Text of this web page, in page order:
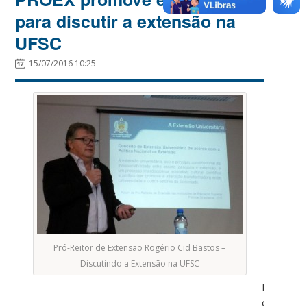
para discutir a extensão na
UFSC
15/07/2016 10:25
Pró-Reitor de Extensão Rogério Cid Bastos –
Discutindo a Extensão na UFSC
Na
quarta-